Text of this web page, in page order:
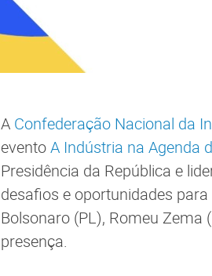
A Confederação Nacional da
eventoA Indústria na Agenda
Presidência da República e
desafios e oportunidades
Bolsonaro (PL), Romeu
presença.